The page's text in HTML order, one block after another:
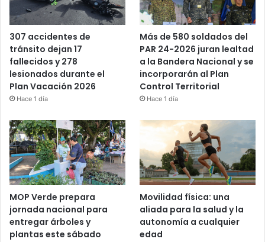
307 accidentes de
tránsito dejan 17
fallecidos y 278
lesionados durante el
Plan Vacación 2026
Hace 1 día
Más de 580 soldados del
PAR 24-2026 juran lealtad
a la Bandera Nacional y se
incorporarán al Plan
Control Territorial
Hace 1 día
MOP Verde prepara
jornada nacional para
entregar árboles y
plantas este sábado
Movilidad física: una
aliada para la salud y la
autonomía a cualquier
edad